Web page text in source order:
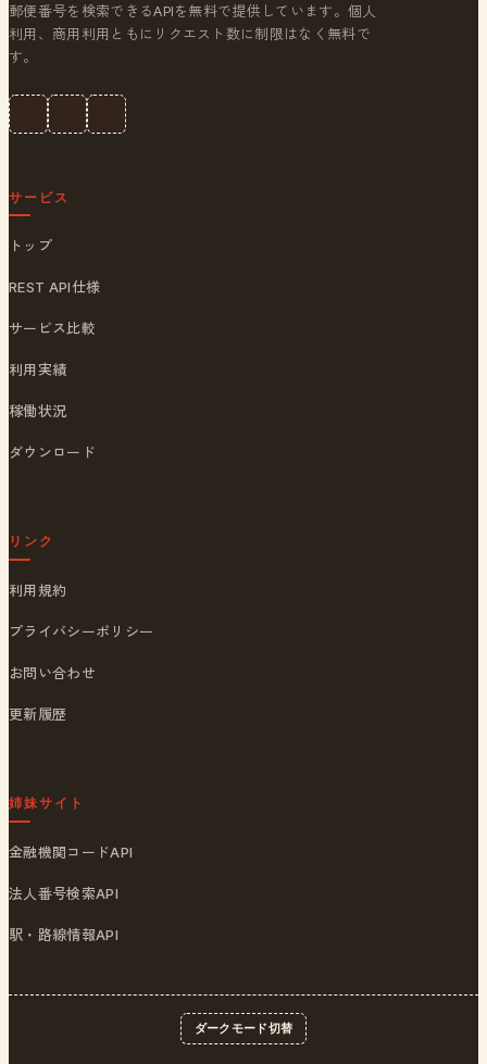
郵便番号を検索できるAPIを無料で提供しています。個人
利用、商用利用ともにリクエスト数に制限はなく無料で
す。
サービス
トップ
REST API仕様
サービス比較
利用実績
稼働状況
ダウンロード
リンク
利用規約
プライバシーポリシー
お問い合わせ
更新履歴
姉妹サイト
金融機関コードAPI
法人番号検索API
駅・路線情報API
ダークモード切替